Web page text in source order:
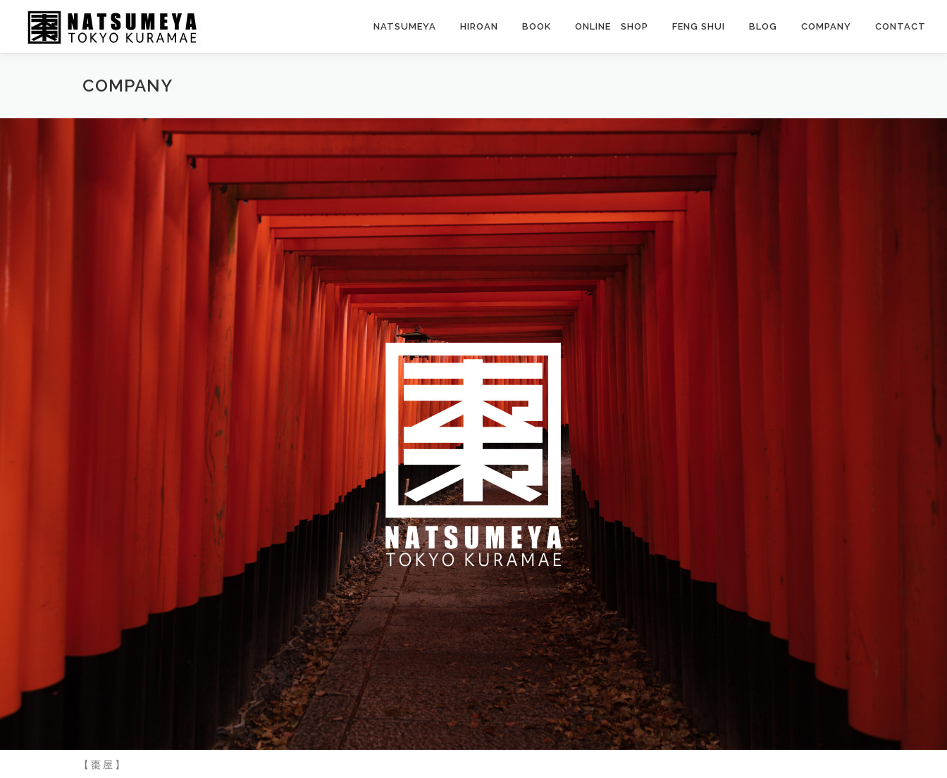
NATSUMEYA HIROAN BOOK ONLINE SHOP FENG SHUI BLOG COMPANY CONTACT
COMPANY
【 棗 屋 】